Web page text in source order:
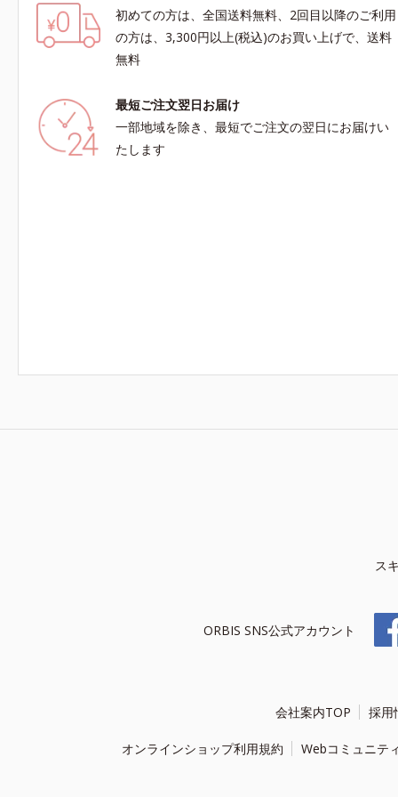
初めての方は、全国送料無料、2回目以降のご利用
の方は、3,300円以上(税込)のお買い上げで、送料
無料
最短ご注文翌日お届け
一部地域を除き、最短でご注文の翌日にお届けい
たします
ス
ORBIS SNS公式アカウント
会社案内TOP 採用
オンラインショップ利用規約 Webコミュニテ